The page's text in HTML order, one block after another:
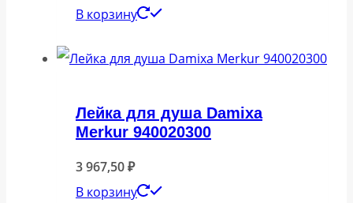
В корзину
Лейка для душа Damixa
Merkur 940020300
3 967,50₽
В корзину